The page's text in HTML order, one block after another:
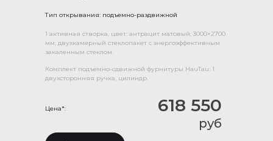
Тип открывания: подъемно-раздвижной
618 550
руб
Цена*:
1 активная створка, цвет: антрацит матовый, 3000×2700
мм, двухкамерный стеклопакет с энергоэффективным
закаленным стеклом.
Комплект подъемно-сдвижной фурнитуры HauTau: 1
двухсторонняя ручка, цилиндр.